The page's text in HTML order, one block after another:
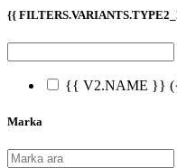
{{
{{ V2.NAME }}
Marka